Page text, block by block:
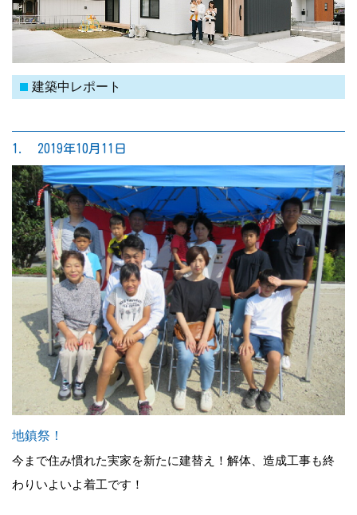
建築中レポート
1. 2019年10月11日
地鎮祭！
今まで住み慣れた実家を新たに建替え！解体、造成工事も終
わりいよいよ着工です！